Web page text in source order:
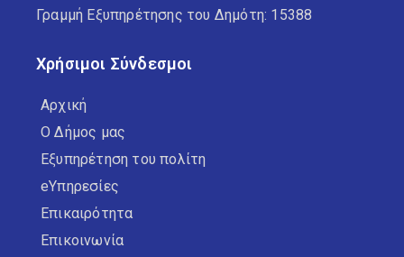
Γραμμή Εξυπηρέτησης του Δημότη: 15388
Χρήσιμοι Σύνδεσμοι
Αρχική
Ο Δήμος μας
Εξυπηρέτηση του πολίτη
eΥπηρεσίες
Επικαιρότητα
Επικοινωνία